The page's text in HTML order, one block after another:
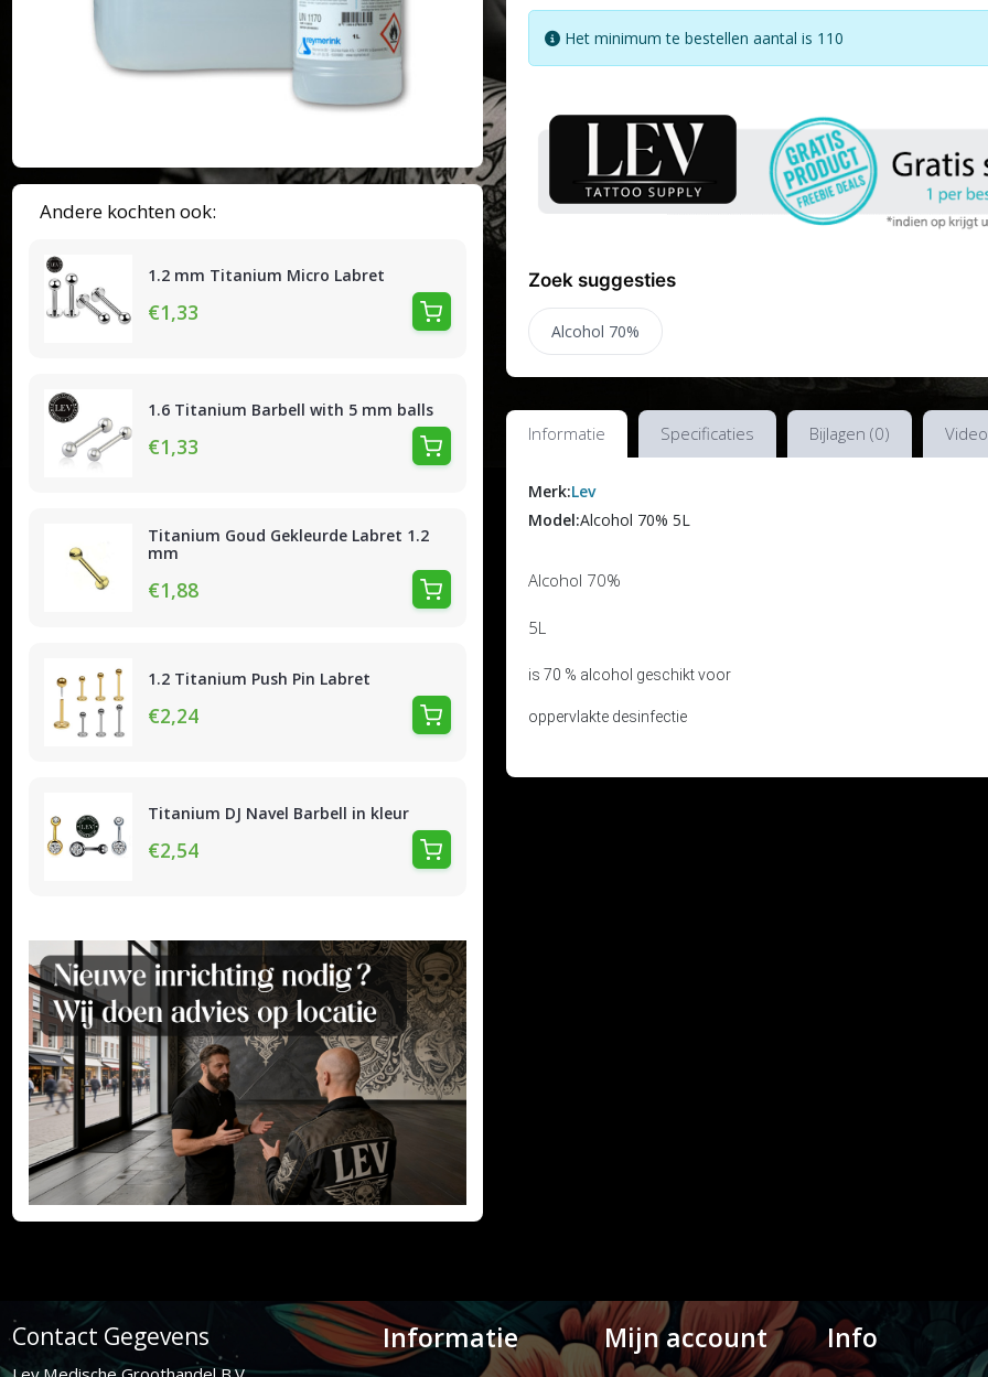
Andere kochten ook:
1.2 mm Titanium Micro Labret
€1,33
1.6 Titanium Barbell with 5 mm balls
€1,33
Titanium Goud Gekleurde Labret 1.2
mm
€1,88
1.2 Titanium Push Pin Labret
€2,24
Titanium DJ Navel Barbell in kleur
€2,54
Het minimum te bestellen aantal is 110
Zoek suggesties
Alcohol 70%
Informatie Specificaties Bijlagen (0)
Merk:Lev
Model:Alcohol 70% 5L
Alcohol 70%
5L
is 70 % alcohol geschikt voor
oppervlakte desinfectie
Contact Gegevens Informatie Mijn account Info